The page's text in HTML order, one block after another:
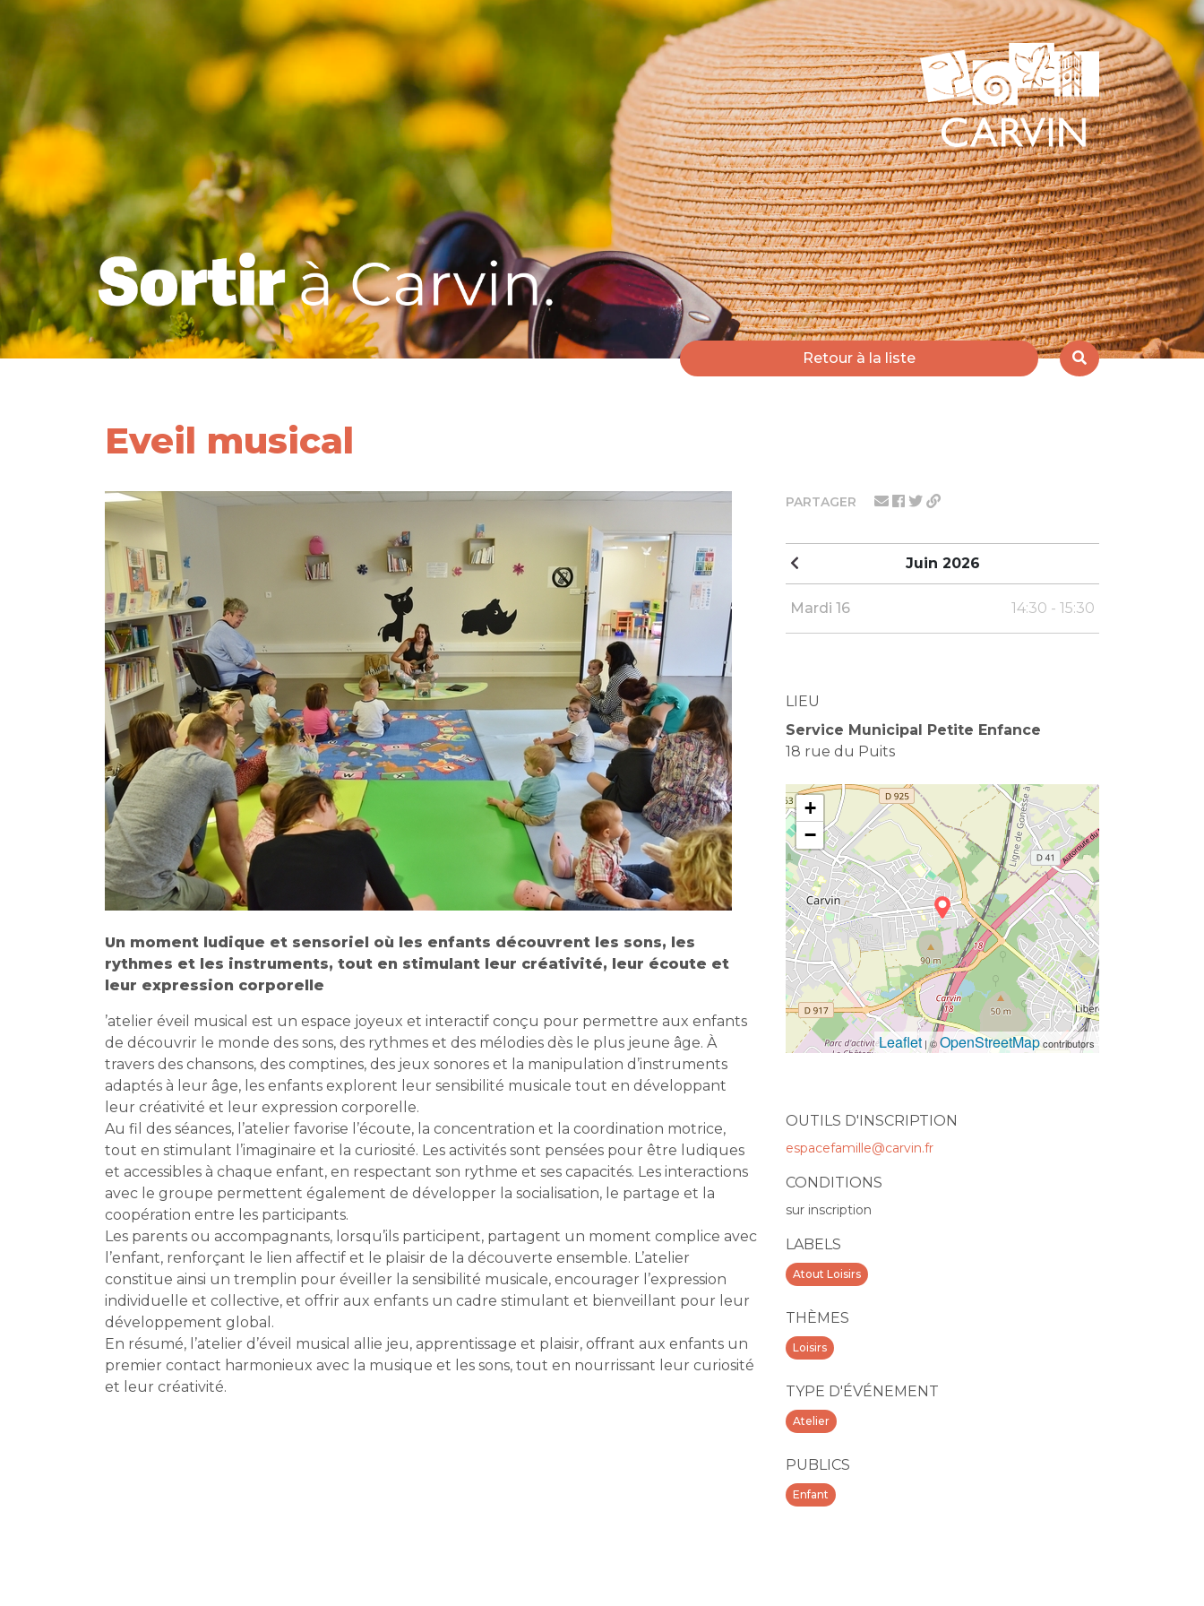
Retour à la liste
PARTAGER
Juin 2026
Mardi 16 14:30 - 15:30
LIEU
Service Municipal Petite Enfance
18 rue du Puits
+
−
Leaflet | ©OpenStreetMapcontributors
OUTILS D'INSCRIPTION
espacefamille@carvin.fr
CONDITIONS
sur inscription
LABELS
Atout Loisirs
THÈMES
Loisirs
TYPE D'ÉVÉNEMENT
Atelier
PUBLICS
Enfant
Eveil musical
Un moment ludique et sensoriel où les enfants découvrent les sons, les
rythmes et les instruments, tout en stimulant leur créativité, leur écoute et
leur expression corporelle
’atelier éveil musical est un espace joyeux et interactif conçu pour permettre aux enfants
de découvrir le monde des sons, des rythmes et des mélodies dès le plus jeune âge. À
travers des chansons, des comptines, des jeux sonores et la manipulation d’instruments
adaptés à leur âge, les enfants explorent leur sensibilité musicale tout en développant
leur créativité et leur expression corporelle.
Au fil des séances, l’atelier favorise l’écoute, la concentration et la coordination motrice,
tout en stimulant l’imaginaire et la curiosité. Les activités sont pensées pour être ludiques
et accessibles à chaque enfant, en respectant son rythme et ses capacités. Les interactions
avec le groupe permettent également de développer la socialisation, le partage et la
coopération entre les participants.
Les parents ou accompagnants, lorsqu’ils participent, partagent un moment complice avec
l’enfant, renforçant le lien affectif et le plaisir de la découverte ensemble. L’atelier
constitue ainsi un tremplin pour éveiller la sensibilité musicale, encourager l’expression
individuelle et collective, et offrir aux enfants un cadre stimulant et bienveillant pour leur
développement global.
En résumé, l’atelier d’éveil musical allie jeu, apprentissage et plaisir, offrant aux enfants un
premier contact harmonieux avec la musique et les sons, tout en nourrissant leur curiosité
et leur créativité.